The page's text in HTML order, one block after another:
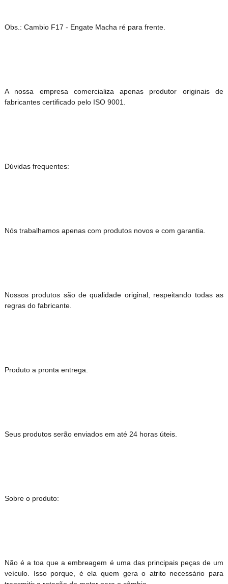
Obs.: Cambio F17 - Engate Macha ré para frente.
A nossa empresa comercializa apenas produtor originais de
fabricantes certificado pelo ISO 9001.
Dúvidas frequentes:
Nós trabalhamos apenas com produtos novos e com garantia.
Nossos produtos são de qualidade original, respeitando todas as
regras do fabricante.
Produto a pronta entrega.
Seus produtos serão enviados em até 24 horas úteis.
Sobre o produto:
Não é a toa que a embreagem é uma das principais peças de um
veículo. Isso porque, é ela quem gera o atrito necessário para